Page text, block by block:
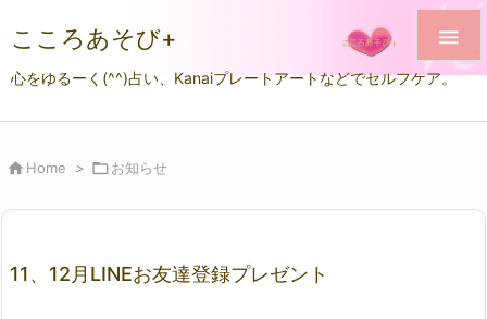
こころあそび+
心をゆるーく(^^)占い、Kanaiプレートアートなどでセルフケア。

 Home > お知らせ
11、12月LINEお友達登録プレゼント